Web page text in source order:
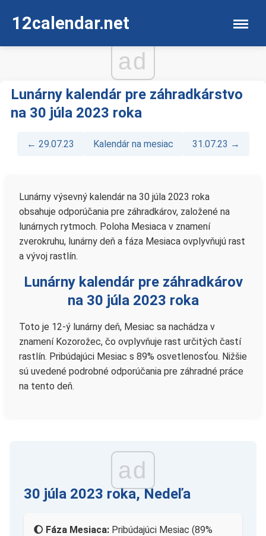
12calendar.net
ad
Lunárny kalendár pre záhradkárstvo
na 30 júla 2023 roka
← 29.07.23 Kalendár na mesiac 31.07.23 →
Lunárny výsevný kalendár na 30 júla 2023 roka
obsahuje odporúčania pre záhradkárov, založené na
lunárnych rytmoch. Poloha Mesiaca v znamení
zverokruhu, lunárny deň a fáza Mesiaca ovplyvňujú rast
a vývoj rastlín.
Lunárny kalendár pre záhradkárov
na 30 júla 2023 roka
Toto je 12-ý lunárny deň, Mesiac sa nachádza v
znamení Kozorožec, čo ovplyvňuje rast určitých častí
rastlín. Pribúdajúci Mesiac s 89% osvetlenosťou. Nižšie
sú uvedené podrobné odporúčania pre záhradné práce
na tento deň.
ad
30 júla 2023 roka, Nedeľa
🌔 Fáza Mesiaca: Pribúdajúci Mesiac (89%